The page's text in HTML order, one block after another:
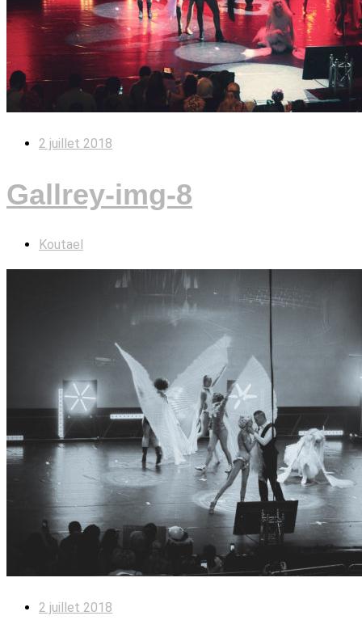
2 juillet 2018
Gallrey-img-8
Koutael
2 juillet 2018